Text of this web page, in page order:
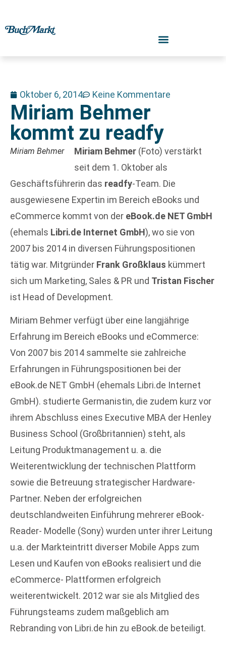
Oktober 6, 2014 Keine Kommentare
Miriam Behmer
kommt zu readfy
Miriam Behmer Miriam Behmer (Foto) verstärkt
seit dem 1. Oktober als
Geschäftsführerin das readfy-Team. Die
ausgewiesene Expertin im Bereich eBooks und
eCommerce kommt von der eBook.de NET GmbH
(ehemals Libri.de Internet GmbH), wo sie von
2007 bis 2014 in diversen Führungspositionen
tätig war. Mitgründer Frank Großklaus kümmert
sich um Marketing, Sales & PR und Tristan Fischer
ist Head of Development.
Miriam Behmer verfügt über eine langjährige
Erfahrung im Bereich eBooks und eCommerce:
Von 2007 bis 2014 sammelte sie zahlreiche
Erfahrungen in Führungspositionen bei der
eBook.de NET GmbH (ehemals Libri.de Internet
GmbH). studierte Germanistin, die zudem kurz vor
ihrem Abschluss eines Executive MBA der Henley
Business School (Großbritannien) steht, als
Leitung Produktmanagement u. a. die
Weiterentwicklung der technischen Plattform
sowie die Betreuung strategischer Hardware-
Partner. Neben der erfolgreichen
deutschlandweiten Einführung mehrerer eBook-
Reader- Modelle (Sony) wurden unter ihrer Leitung
u.a. der Markteintritt diverser Mobile Apps zum
Lesen und Kaufen von eBooks realisiert und die
eCommerce- Plattformen erfolgreich
weiterentwickelt. 2012 war sie als Mitglied des
Führungsteams zudem maßgeblich am
Rebranding von Libri.de hin zu eBook.de beteiligt.